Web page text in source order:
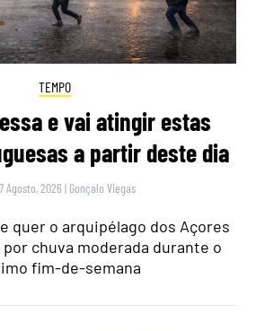
TEMPO
e vai atingir estas
a partir deste dia
Agosto, 2026 | Gonçalo Viegas
quer o arquipélago dos Açores
chuva moderada durante o
fim-de-semana